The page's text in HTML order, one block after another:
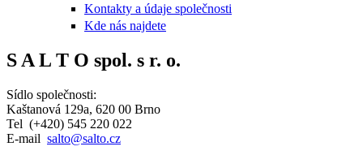
Kontakty a údaje společnosti
Kde nás najdete
S A L T O spol. s r. o.
Sídlo společnosti:
Kaštanová 129a, 620 00 Brno
Tel (+420) 545 220 022
E-mail salto@salto.cz